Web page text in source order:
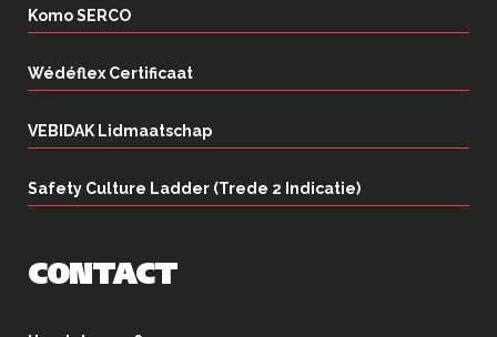
Komo SERCO
Wédéflex Certificaat
VEBIDAK Lidmaatschap
Safety Culture Ladder (Trede 2 Indicatie)
CONTACT